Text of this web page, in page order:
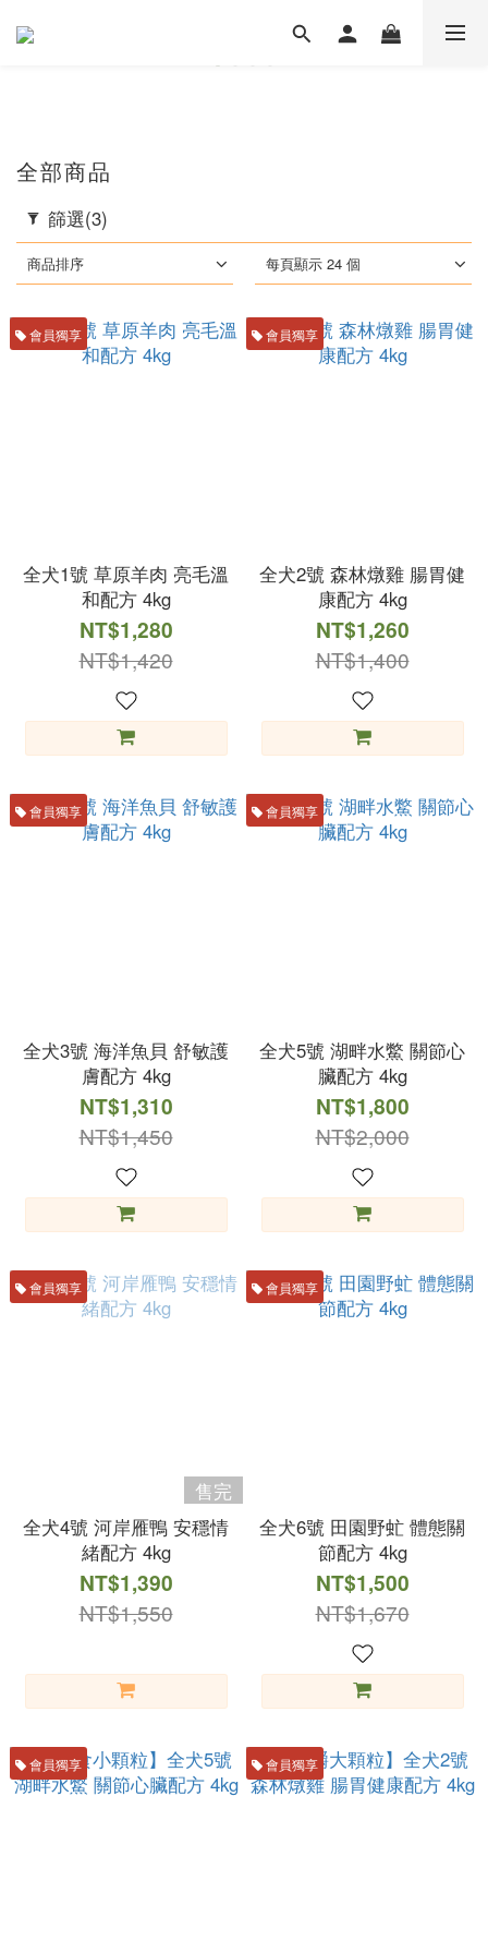
全部商品
篩選(3)
商品排序 每頁顯示 24 個
會員獨享
全犬1號 草原羊肉 亮毛溫
和配方 4kg
NT$1,280
NT$1,420
會員獨享
全犬2號 森林燉雞 腸胃健
康配方 4kg
NT$1,260
NT$1,400
會員獨享
全犬3號 海洋魚貝 舒敏護
膚配方 4kg
NT$1,310
NT$1,450
會員獨享
全犬5號 湖畔水鱉 關節心
臟配方 4kg
NT$1,800
NT$2,000
會員獨享
售完
全犬4號 河岸雁鴨 安穩情
緒配方 4kg
NT$1,390
NT$1,550
會員獨享
全犬6號 田園野虻 體態關
節配方 4kg
NT$1,500
NT$1,670
會員獨享 會員獨享